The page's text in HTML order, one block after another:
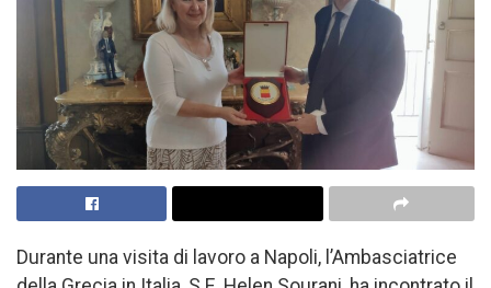
Durante una visita di lavoro a Napoli, l’Ambasciatrice